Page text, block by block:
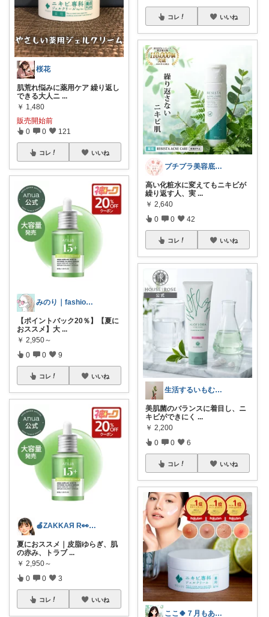
桜花
肌荒れ悩みに薬用ケア 繰り返し
できる大人ニ ...
￥ 1,480
販売開始前
0 0 121
コレ いいね
みのり｜fashion暮らしꕤ︎︎·͜·
【ポイントバック20％】【夏に
おススメ】大 ...
￥ 2,950～
0 0 9
コレ いいね
🍎ZAKKAЯ R👀M 経由購入感謝
夏におススメ｜皮脂ゆらぎ、肌
の赤み、トラブ ...
￥ 2,950～
0 0 3
コレ いいね
コレ いいね
プチプラ美容底上げROOM
高い化粧水に変えてもニキビが
繰り返す人、実 ...
￥ 2,640
0 0 42
コレ いいね
生活するいもむし / zawa
美肌菌のバランスに着目し、ニ
キビができにく ...
￥ 2,200
0 0 6
コレ いいね
ここ🍀７月もありがとう🍀